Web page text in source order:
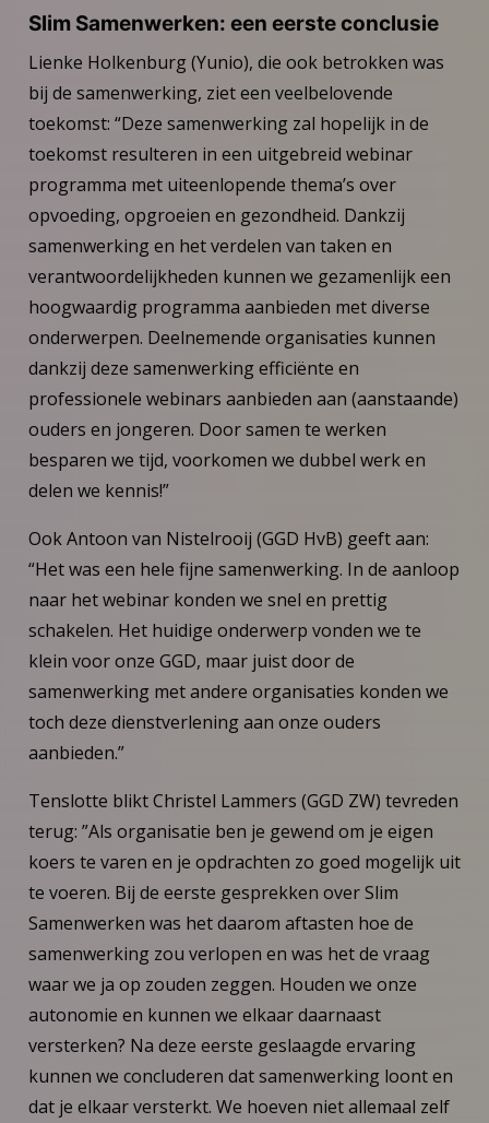
Slim Samenwerken: een eerste conclusie
Lienke Holkenburg (Yunio), die ook betrokken was
bij de samenwerking, ziet een veelbelovende
toekomst: “Deze samenwerking zal hopelijk in de
toekomst resulteren in een uitgebreid webinar
programma met uiteenlopende thema’s over
opvoeding, opgroeien en gezondheid. Dankzij
samenwerking en het verdelen van taken en
verantwoordelijkheden kunnen we gezamenlijk een
hoogwaardig programma aanbieden met diverse
onderwerpen. Deelnemende organisaties kunnen
dankzij deze samenwerking efficiënte en
professionele webinars aanbieden aan (aanstaande)
ouders en jongeren. Door samen te werken
besparen we tijd, voorkomen we dubbel werk en
delen we kennis!”
Ook Antoon van Nistelrooij (GGD HvB) geeft aan:
“Het was een hele fijne samenwerking. In de aanloop
naar het webinar konden we snel en prettig
schakelen. Het huidige onderwerp vonden we te
klein voor onze GGD, maar juist door de
samenwerking met andere organisaties konden we
toch deze dienstverlening aan onze ouders
aanbieden.”
Tenslotte blikt Christel Lammers (GGD ZW) tevreden
terug: ”Als organisatie ben je gewend om je eigen
koers te varen en je opdrachten zo goed mogelijk uit
te voeren. Bij de eerste gesprekken over Slim
Samenwerken was het daarom aftasten hoe de
samenwerking zou verlopen en was het de vraag
waar we ja op zouden zeggen. Houden we onze
autonomie en kunnen we elkaar daarnaast
versterken? Na deze eerste geslaagde ervaring
kunnen we concluderen dat samenwerking loont en
dat je elkaar versterkt. We hoeven niet allemaal zelf